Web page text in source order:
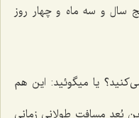
سال و سه ماه و چهار روز
یا میگوئید: این هم
بُعد مسافت طولانى زمانى